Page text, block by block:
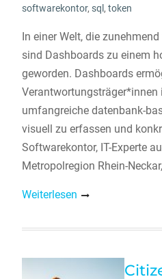
softwarekontor, sql , token
In einer Welt, die
sind Dashboards zu einem
geworden. Dashboards
Verantwortungsträger*innen
umfangreiche datenbank-
visuell zu erfassen und
Softwarekontor, IT-Experte
Metropolregion Rhein-
Weiterlesen